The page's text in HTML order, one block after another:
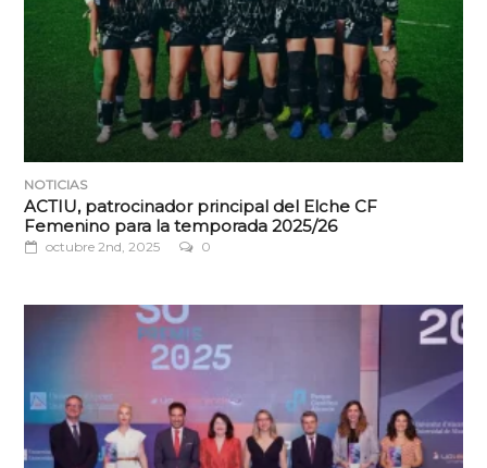
NOTICIAS
ACTIU, patrocinador principal del Elche CF
Femenino para la temporada 2025/26
octubre 2nd, 2025 0